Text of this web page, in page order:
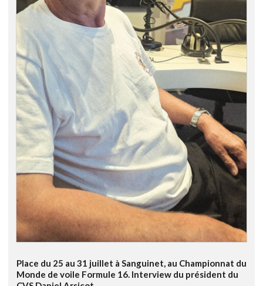
Place du 25 au 31 juillet à Sanguinet, au Championnat du
Monde de voile Formule 16. Interview du président du